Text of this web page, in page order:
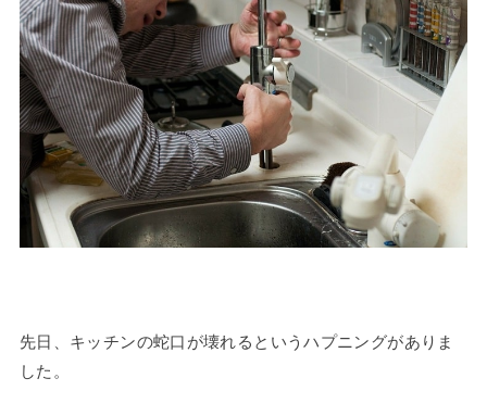
先日、キッチンの蛇口が壊れるというハプニングがありま
した。